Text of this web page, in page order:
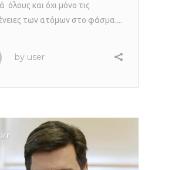
όλους και όχι μόνο τις
των ατόμων στο φάσμα....
by user